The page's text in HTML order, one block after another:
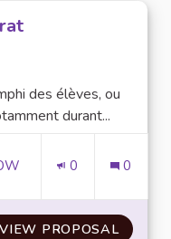
des élèves, ou
durant...
0 0
VIEW PROPOSAL